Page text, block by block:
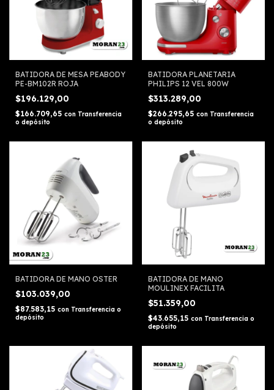
BATIDORA DE MESA PEABODY
PE-BM102R ROJA
$196.129,00
$166.709,65 con Transferencia
o depósito
BATIDORA PLANETARIA
PHILIPS 12 VEL 800W
$313.289,00
$266.295,65 con Transferencia
o depósito
BATIDORA DE MANO OSTER
$103.039,00
$87.583,15 con Transferencia o
depósito
BATIDORA DE MANO
MOULINEX FACILITA
$51.359,00
$43.655,15 con Transferencia o
depósito